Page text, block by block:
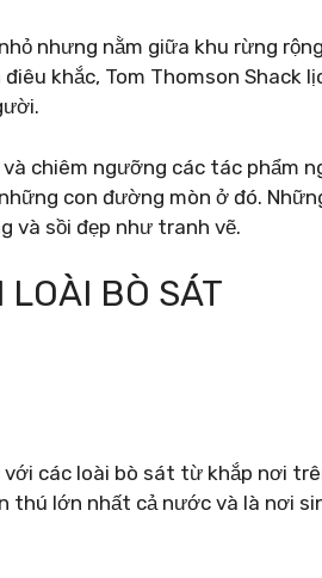
nhưng nằm giữa khu rừng
khắc, Tom Thomson Shack
chiêm ngưỡng các tác phẩm
con đường mòn ở đó.
và sồi đẹp như tranh vẽ.
BÒ SÁT
các loài bò sát từ khắp nơi
thú lớn nhất cả nước và là nơi